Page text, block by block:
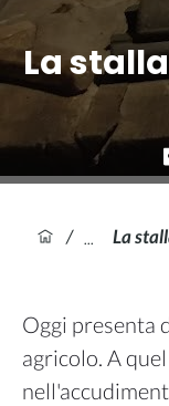
La
/ La
Oggi presenta
agricolo. A